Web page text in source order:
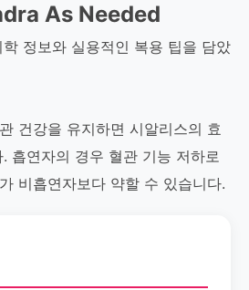
As Needed
정보와 실용적인 복용 팁을 담았
건강을 유지하면 시알리스의 효
흡연자의 경우 혈관 기능 저하로
비흡연자보다 약할 수 있습니다.